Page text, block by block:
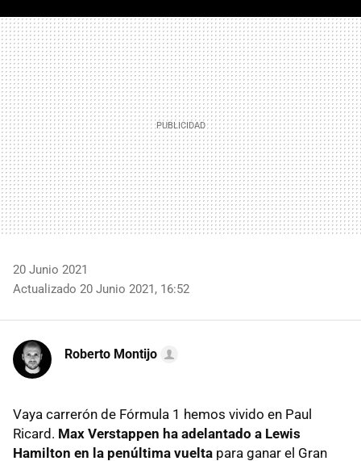
MAIL
20 Junio 2021
Actualizado 20 Junio 2021, 16:52
Roberto Montijo
Vaya carrerón de Fórmula 1 hemos vivido en Paul
Ricard. Max Verstappen ha adelantado a Lewis
Hamilton en la penúltima vuelta para ganar el Gran